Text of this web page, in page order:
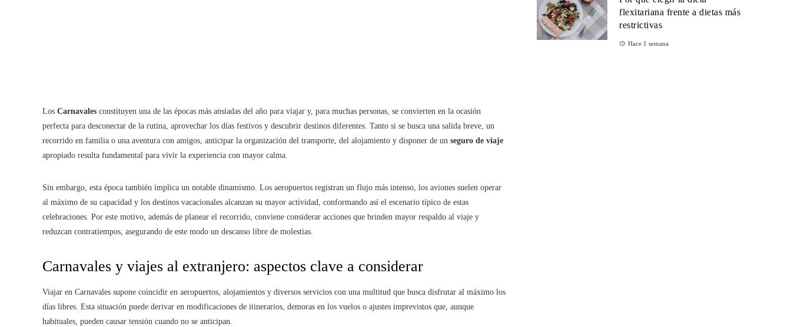
Los Carnavales constituyen una de las épocas más ansiadas del año para viajar y, para muchas personas, se convierten en la ocasión
perfecta para desconectar de la rutina, aprovechar los días festivos y descubrir destinos diferentes. Tanto si se busca una salida breve, un
recorrido en familia o una aventura con amigos, anticipar la organización del transporte, del alojamiento y disponer de un seguro de viaje
apropiado resulta fundamental para vivir la experiencia con mayor calma.
Sin embargo, esta época también implica un notable dinamismo. Los aeropuertos registran un flujo más intenso, los aviones suelen operar
al máximo de su capacidad y los destinos vacacionales alcanzan su mayor actividad, conformando así el escenario típico de estas
celebraciones. Por este motivo, además de planear el recorrido, conviene considerar acciones que brinden mayor respaldo al viaje y
reduzcan contratiempos, asegurando de este modo un descanso libre de molestias.
Carnavales y viajes al extranjero: aspectos clave a considerar
Viajar en Carnavales supone coincidir en aeropuertos, alojamientos y diversos servicios con una multitud que busca disfrutar al máximo los
días libres. Esta situación puede derivar en modificaciones de itinerarios, demoras en los vuelos o ajustes imprevistos que, aunque
habituales, pueden causar tensión cuando no se anticipan.
flexitariana frente a dietas más
restrictivas
Hace 1 semana